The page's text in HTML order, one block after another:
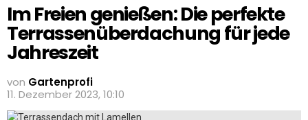
Im Freien genießen: Die perfekte
Terrassenüberdachung für jede
Jahreszeit
von Gartenprofi
11. Dezember 2023, 10:10